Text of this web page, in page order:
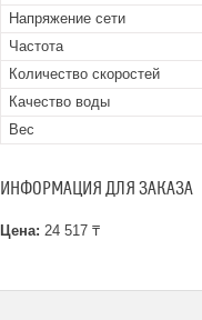
Напряжение сети
Частота
Количество скоростей
Качество воды
Вес
ИНФОРМАЦИЯ ДЛЯ ЗАКАЗА
Цена: 24 517 ₸